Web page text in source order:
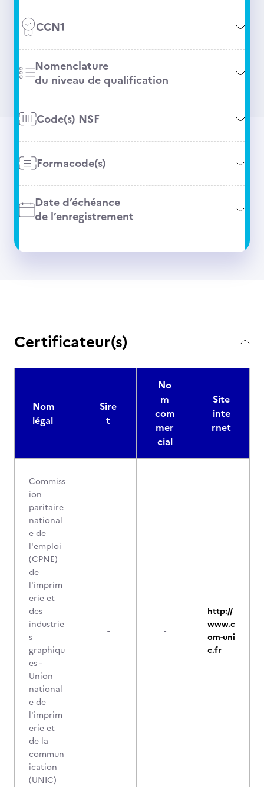
CCN1
Nomenclature
du niveau de qualification
Code(s) NSF
Formacode(s)
Date d’échéance
de l’enregistrement
Certificateur(s)
Nom
légal
Sire
t
No
m
com
mer
cial
Site
inte
rnet
Commiss
ion
paritaire
national
e de
l'emploi
(CPNE)
de
l'imprim
erie et
des
industrie
s
graphiqu
es -
Union
national
e de
l'imprim
erie et
de la
commun
ication
(UNIC)
- -
http://
www.c
om-uni
c.fr